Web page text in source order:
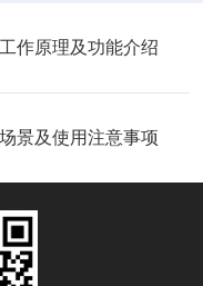
作原理及功能介绍
景及使用注意事项